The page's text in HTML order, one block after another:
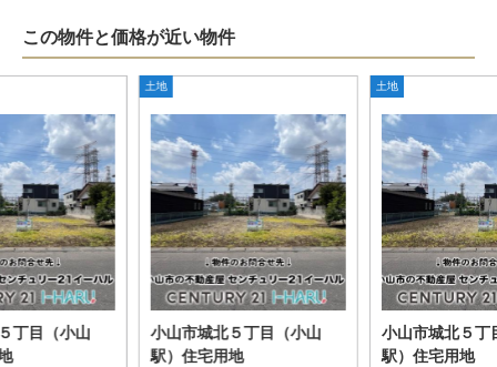
この物件と価格が近い物件
丁目（小山
土地
小山市城北５丁目（小山
駅）住宅用地
土地
小山市城北５丁
駅）住宅用地